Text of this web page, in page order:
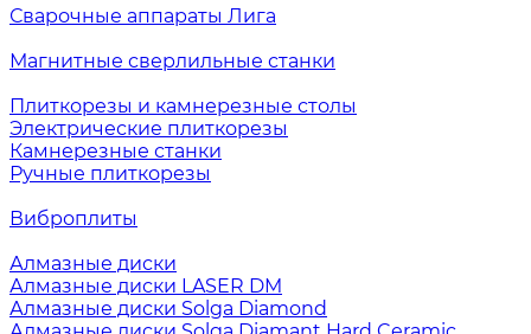
Сварочные аппараты Лига
Магнитные сверлильные станки
Плиткорезы и камнерезные столы
Электрические плиткорезы
Камнерезные станки
Ручные плиткорезы
Виброплиты
Алмазные диски
Алмазные диски LASER DM
Алмазные диски Solga Diamond